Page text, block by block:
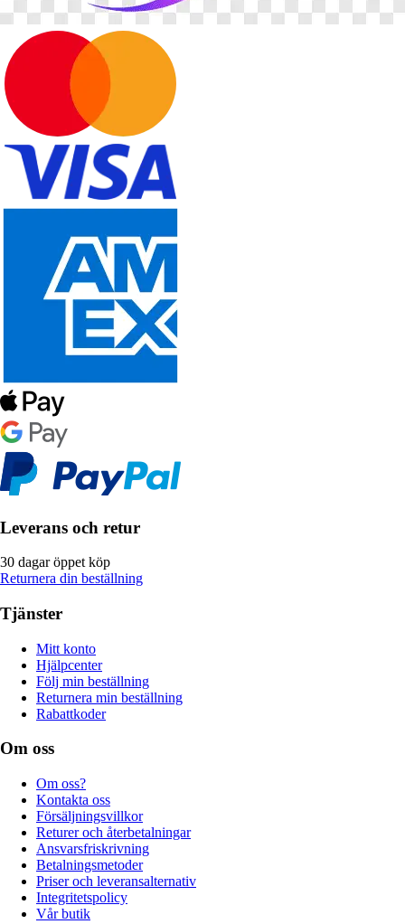
Leverans och retur
30 dagar öppet köp
Returnera din beställning
Tjänster
Mitt konto
Hjälpcenter
Följ min beställning
Returnera min beställning
Rabattkoder
Om oss
Om oss?
Kontakta oss
Försäljningsvillkor
Returer och återbetalningar
Ansvarsfriskrivning
Betalningsmetoder
Priser och leveransalternativ
Integritetspolicy
Vår butik